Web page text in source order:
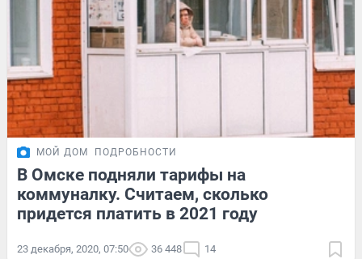
МОЙ ДОМ ПОДРОБНОСТИ
В Омске подняли тарифы на
коммуналку. Считаем, сколько
придется платить в 2021 году
23 декабря, 2020, 07:50 36 448 14